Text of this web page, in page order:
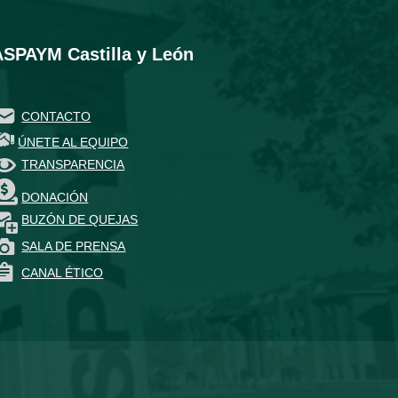
Castilla y León
CONTACTO
ÚNETE AL EQUIPO
TRANSPARENCIA
DONACIÓN
BUZÓN DE QUEJAS
SALA DE PRENSA
CANAL ÉTICO